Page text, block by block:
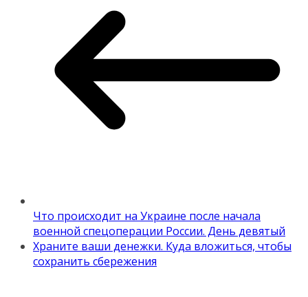
Что происходит на Украине после начала
военной спецоперации России. День девятый
Храните ваши денежки. Куда вложиться, чтобы
сохранить сбережения